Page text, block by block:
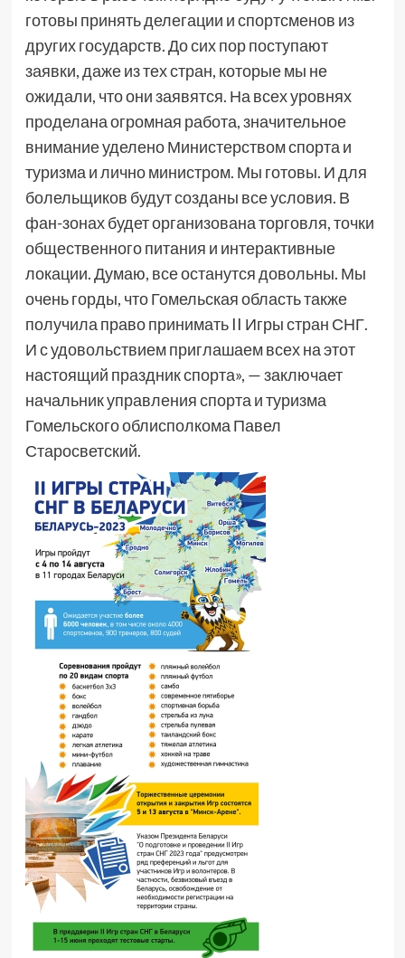
готовы принять делегации и спортсменов из
других государств. До сих пор поступают
заявки, даже из тех стран, которые мы не
ожидали, что они заявятся. На всех уровнях
проделана огромная работа, значительное
внимание уделено Министерством спорта и
туризма и лично министром. Мы готовы. И для
болельщиков будут созданы все условия. В
фан-зонах будет организована торговля, точки
общественного питания и интерактивные
локации. Думаю, все останутся довольны. Мы
очень горды, что Гомельская область также
получила право принимать II Игры стран СНГ.
И с удовольствием приглашаем всех на этот
настоящий праздник спорта», — заключает
начальник управления спорта и туризма
Гомельского облисполкома Павел
Старосветский.